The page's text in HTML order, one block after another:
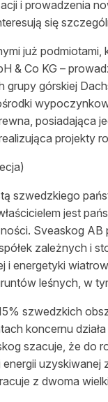
i prowadzenia
się
już podmiotami,
& Co KG –
grupy górskiej
posiadająca
projekty
szwedzkiego
jest
. Sveaskog AB
zależnych i
i energetyki
leśnych, w
szwedzkich
koncernu
szacuje, że do
uzyskiwanej
z dwoma